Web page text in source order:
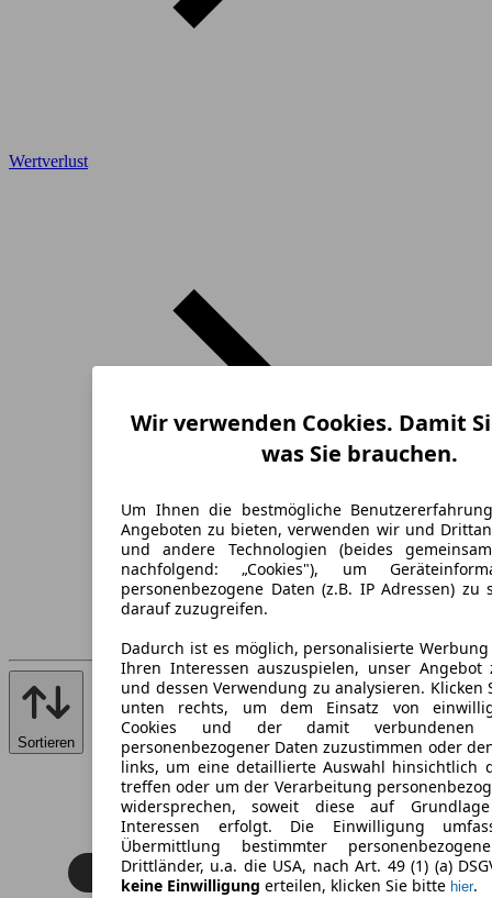
Wir verwenden Cookies. Damit
was Sie brauchen.
Um Ihnen die bestmögliche
Angeboten zu bieten, verwenden wir und
und andere Technologien (beides
nachfolgend: „Cookies"), um
personenbezogene Daten (z.B. IP Adressen) zu
darauf zuzugreifen.
Dadurch ist es möglich, personalisierte
Ihren Interessen auszuspielen, unser Angebot
und dessen Verwendung zu analysieren. Klicken
unten rechts, um dem Einsatz von
Cookies und der damit verbundenen
personenbezogener Daten zuzustimmen oder
links, um eine detaillierte Auswahl hinsichtlich
treffen oder um der Verarbeitung
widersprechen, soweit diese auf
Interessen erfolgt. Die Einwilligung
Übermittlung bestimmter
Drittländer, u.a. die USA, nach Art. 49 (1) (a)
keine Einwilligung erteilen, klicken Sie bitte hier.
Wertverlust
Sortieren